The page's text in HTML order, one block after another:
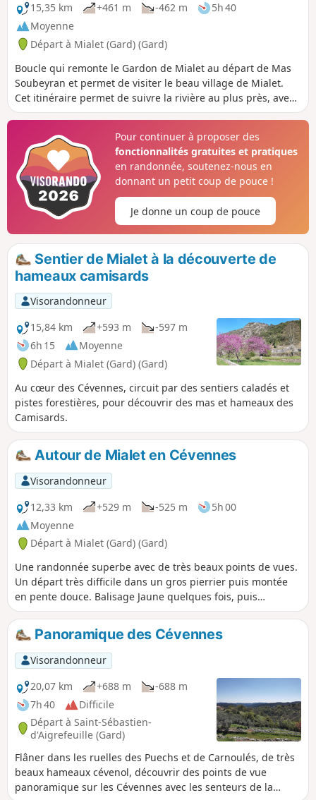
15,35 km
+461 m -462 m
5h 40
Moyenne
Départ à Mialet (Gard) (Gard)
Boucle qui remonte le Gardon de Mialet au départ de Mas
Soubeyran et permet de visiter le beau village de Mialet.
Cet itinéraire permet de suivre la rivière au plus près, avec
ses prairies et ses ponts, mais aussi d'explorer les pentes
Aïgladines.Voir modification d'itinéraire dans les avis et
dans le descriptif en (8)
Pour continuer à proposer des
fonctionnalités gratuites et pratiques
en randonnée, soutenez-nous en
donnant un petit coup de pouce !
Je donne un coup de pouce
Sentier de Mialet à la découverte de
hameaux camisards
Visorandonneur
15,84 km
+593 m
-597 m
6h 15
Moyenne
Départ à Mialet (Gard) (Gard)
Au cœur des Cévennes, circuit par des sentiers caladés et
pistes forestières, pour découvrir des mas et hameaux des
Camisards.
Autour de Mialet en Cévennes
Visorandonneur
12,33 km
+529 m -525 m
5h 00
Moyenne
Départ à Mialet (Gard) (Gard)
Une randonnée superbe avec de très beaux points de vues.
Un départ très difficile dans un gros pierrier puis montée
en pente douce. Balisage Jaune quelques fois, puis
rencontre du Chemin de Stevenson, ensuite plus de
balisage puis à nouveau et un final difficile pour les
chevilles et genoux.
Panoramique des Cévennes
Visorandonneur
20,07 km
+688 m
-688 m
7h 40
Difficile
Départ à Saint-Sébastien-
d'Aigrefeuille (Gard)
Flâner dans les ruelles des Puechs et de Carnoulés, de très
beaux hameaux cévenol, découvrir des points de vue
panoramique sur les Cévennes avec les senteurs de la